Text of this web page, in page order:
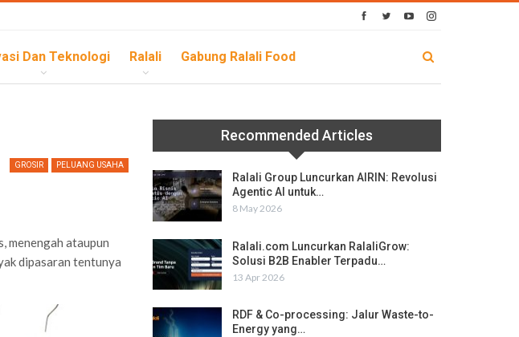
Dan Teknologi Ralali Gabung Ralali Food
GROSIR PELUANG USAHA
menengah ataupun
dipasaran tentunya
Recommended Articles
Ralali Group Luncurkan AIRIN: Revolusi
Agentic AI untuk…
8 May 2026
Ralali.com Luncurkan RalaliGrow:
Solusi B2B Enabler Terpadu…
13 Apr 2026
RDF & Co-processing: Jalur Waste-to-
Energy yang…